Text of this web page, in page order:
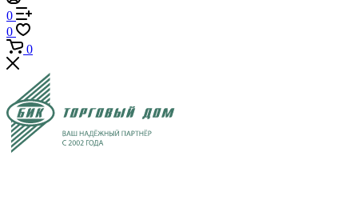
0
0
0